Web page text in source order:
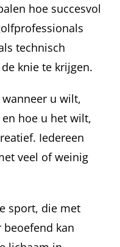
hoe succesvol
technisch
knie te krijgen.
u wilt,
hoe u het wilt,
Iedereen
veel of weinig
sport, die met
kan